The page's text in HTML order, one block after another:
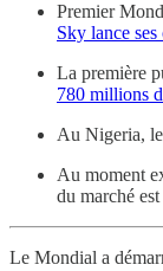
Premier
Sky lance
La première
780 millions
Au Nigeria,
Au moment
du marché
Le Mondial a